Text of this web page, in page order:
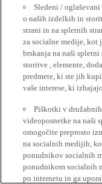
Sledeni /
o naših izdelkih in
strani in na spletnih
za socialne medije, kot
brskanja na naši
storitve , elemente,
predmete, ki ste jih
vaše interese, ki
Piškotki v
videoposnetke na naši
omogočite preprosto
na socialnih medijih,
ponudnikov socialnih
ponudnikom socialnih
po internetu in ga